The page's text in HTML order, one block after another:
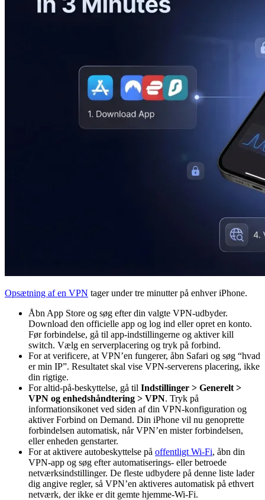
Opsætning af en VPN tager under tre minutter på enhver iPhone.
Åbn App Store og søg efter din valgte VPN-udbyder.
Download den officielle app og log ind eller opret en konto.
Før forbindelse, gå til app-indstillingerne og aktiver kill
switch. Vælg en serverplacering og tryk på forbind.
For at verificere, at VPN’en fungerer, åbn Safari og søg “hvad
er min IP”. Resultatet skal vise VPN-serverens placering, ikke
din rigtige.
For altid-på-beskyttelse, gå til Indstillinger > Generelt >
VPN og enhedshåndtering > VPN. Tryk på
informationsikonet ved siden af din VPN-konfiguration og
aktiver Forbind on Demand. Din iPhone vil nu genoprette
forbindelsen automatisk, når VPN’en mister forbindelsen,
eller enheden genstarter.
For at aktivere autobeskyttelse på offentligt Wi-Fi, åbn din
VPN-app og søg efter automatiserings- eller betroede
netværksindstillinger. De fleste udbydere på denne liste lader
dig angive regler, så VPN’en aktiveres automatisk på ethvert
netværk, der ikke er dit gemte hjemme-Wi-Fi.